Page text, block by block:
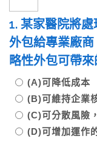
1. 某家醫院將
外包給專業廠
略性外包可帶
(A)可降低成本
(B)可維持企業
(C)可分散風險
(D)可增加運作